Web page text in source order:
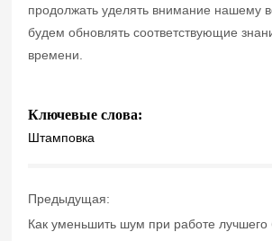
продолжать уделять внимание нашему
будем обновлять соответствующие
времени.
Ключевые слова:
Штамповка
Предыдущая:
Как уменьшить шум при работе лучшего